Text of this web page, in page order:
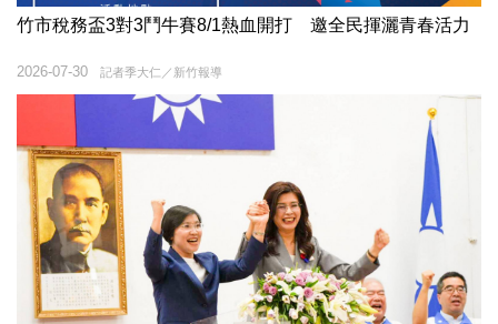
竹市稅務盃3對3鬥牛賽8/1熱血開打 邀全民揮灑青春活力
記者季大仁／新竹報導
2026-07-30